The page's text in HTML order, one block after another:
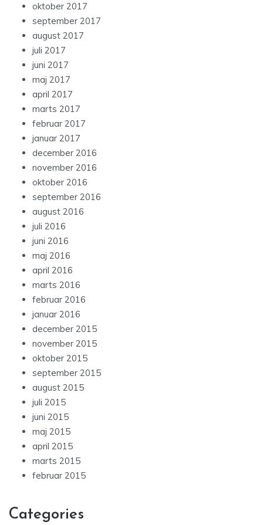
oktober 2017
september 2017
august 2017
juli 2017
juni 2017
maj 2017
april 2017
marts 2017
februar 2017
januar 2017
december 2016
november 2016
oktober 2016
september 2016
august 2016
juli 2016
juni 2016
maj 2016
april 2016
marts 2016
februar 2016
januar 2016
december 2015
november 2015
oktober 2015
september 2015
august 2015
juli 2015
juni 2015
maj 2015
april 2015
marts 2015
februar 2015
Categories